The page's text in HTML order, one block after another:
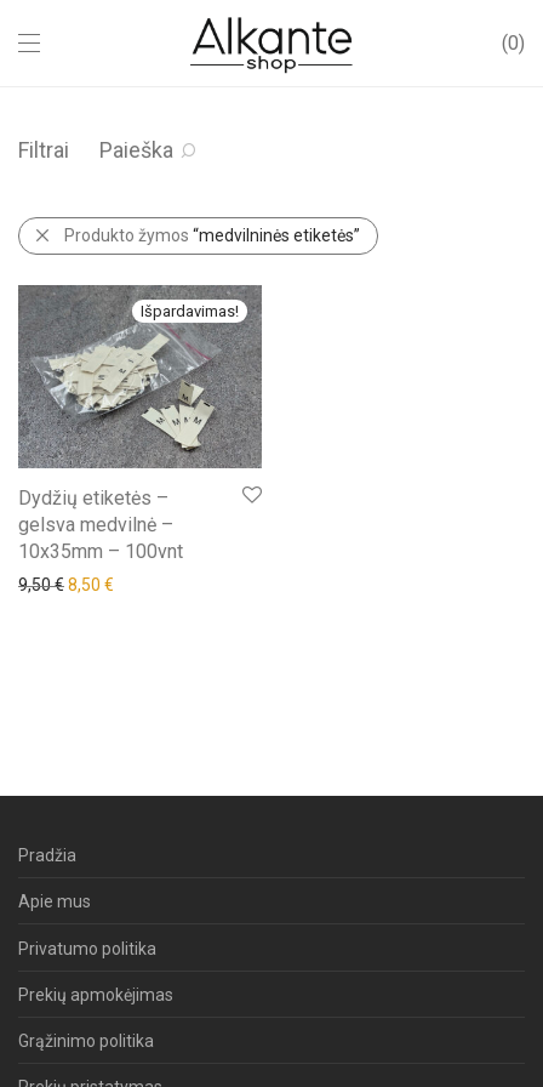
0
Filtrai Paieška
Produkto žymos “medvilninės etiketės”
Išpardavimas!
Dydžių etiketės –
gelsva medvilnė –
10x35mm – 100vnt
9,50€8,50 €
Pradžia
Apie mus
Privatumo politika
Prekių apmokėjimas
Grąžinimo politika